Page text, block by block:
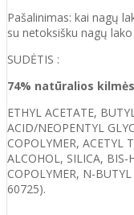
Pašalinimas: kai nagų
su netoksišku nagų lako
SUDĖTIS :
74% natūralios
ETHYL ACETATE,
ACID/NEOPENTYL
COPOLYMER, ACETYL
ALCOHOL, SILICA,
COPOLYMER, N-
60725).